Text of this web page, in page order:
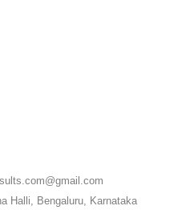
Halli, Bengaluru, Karnataka